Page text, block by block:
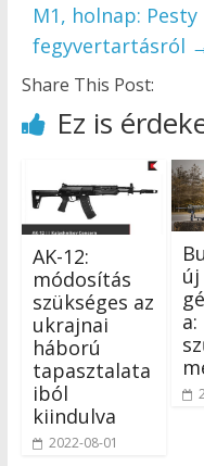
M1, holnap:
fegyvertartásról
Share This Post:
Ez is
AK-12:
módosítás
szükséges az
ukrajnai
háború
tapasztalata
iból
kiindulva
2022-08-01
új